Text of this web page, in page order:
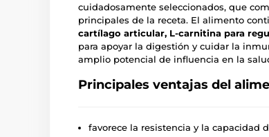
cuidadosamente seleccionados, que
principales de la receta. El alimento
cartílago articular, L-carnitina para
para apoyar la digestión y cuidar la
amplio potencial de influencia en la
Principales ventajas del
favorece la resistencia y la capacidad